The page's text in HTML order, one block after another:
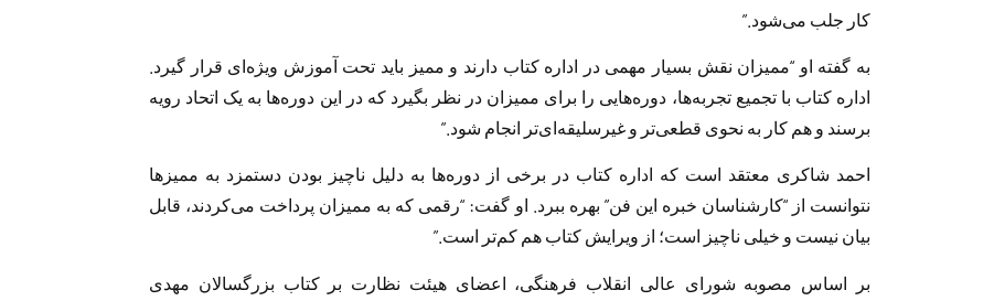
کار جلب می‌شود.”
به گفته او “ممیزان نقش بسیار مهمی در اداره‌ کتاب دارند و ممیز باید تحت آموزش ویژه‌ای قرار گیرد.
اداره کتاب با تجمیع تجربه‌ها، دوره‌هایی را برای ممیزان در نظر بگیرد که در این دوره‌ها به یک اتحاد رویه
برسند و هم کار به نحوی قطعی‌تر و غیرسلیقه‌ای‌تر انجام شود.”
احمد شاکری معتقد است که اداره کتاب در برخی از دوره‌ها به دلیل ناچیز بودن دستمزد به ممیزها
نتوانست از “کارشناسان خبره این فن” بهره ببرد. او گفت: “رقمی که به ممیزان پرداخت می‌کردند، قابل
بیان نیست و خیلی ناچیز است؛ از ویرایش کتاب هم کم‌تر است.”
بر اساس مصوبه شورای عالی انقلاب فرهنگی، اعضای هیئت نظارت بر کتاب بزرگسالان مهدی